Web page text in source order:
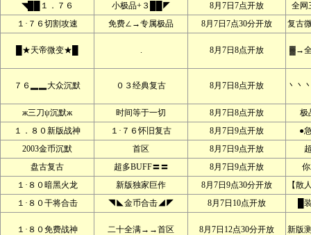
◥██１．７６ 小极品+３██◤ 8月7日7点开放
全网
１·７６切割攻速
免费∠→专属极品 8月7日7点30分开放 复古
█★天帝微变★█ . 8月7日8点开放 ▓→
７６▂▂大众沉默 ０３经典复古 8月7日8点开放 丶丶
ж三刀ψ沉默ж 时间等于一切 8月7日8点开放
极
１．８０新版战神
１·７６怀旧复古 8月7日9点开放
●
2003金币沉默
首区 8月7日9点开放
盘古复古
超多BUFF〓〓 8月7日9点开放
１·８０暗黑火龙
新版独家巨作 8月7日9点30分开放
【散
１·８０干将合击
◥◣金币合击◢◤ 8月7日10点开放 █
１·８０免费战神 二十全满→→首区 8月7日12点30分开放 新版